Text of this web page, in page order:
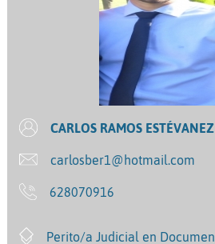
CARLOS RAMOS ESTÉVANEZ
carlosber1@hotmail.com
628070916
Perito/a Judicial en